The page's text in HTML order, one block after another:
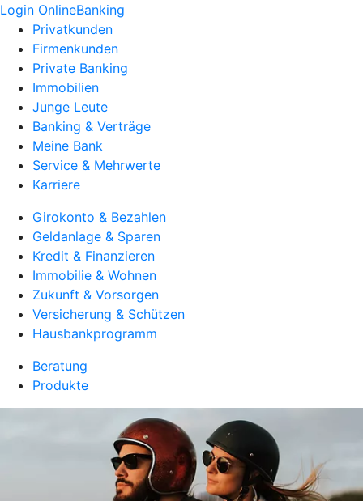
Login OnlineBanking
Privatkunden
Firmenkunden
Private Banking
Immobilien
Junge Leute
Banking & Verträge
Meine Bank
Service & Mehrwerte
Karriere
Girokonto & Bezahlen
Geldanlage & Sparen
Kredit & Finanzieren
Immobilie & Wohnen
Zukunft & Vorsorgen
Versicherung & Schützen
Hausbankprogramm
Beratung
Produkte